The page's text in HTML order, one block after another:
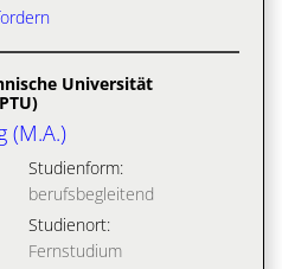
Universität
(M.A.)
Studienform:
berufsbegleitend
Studienort:
Fernstudium